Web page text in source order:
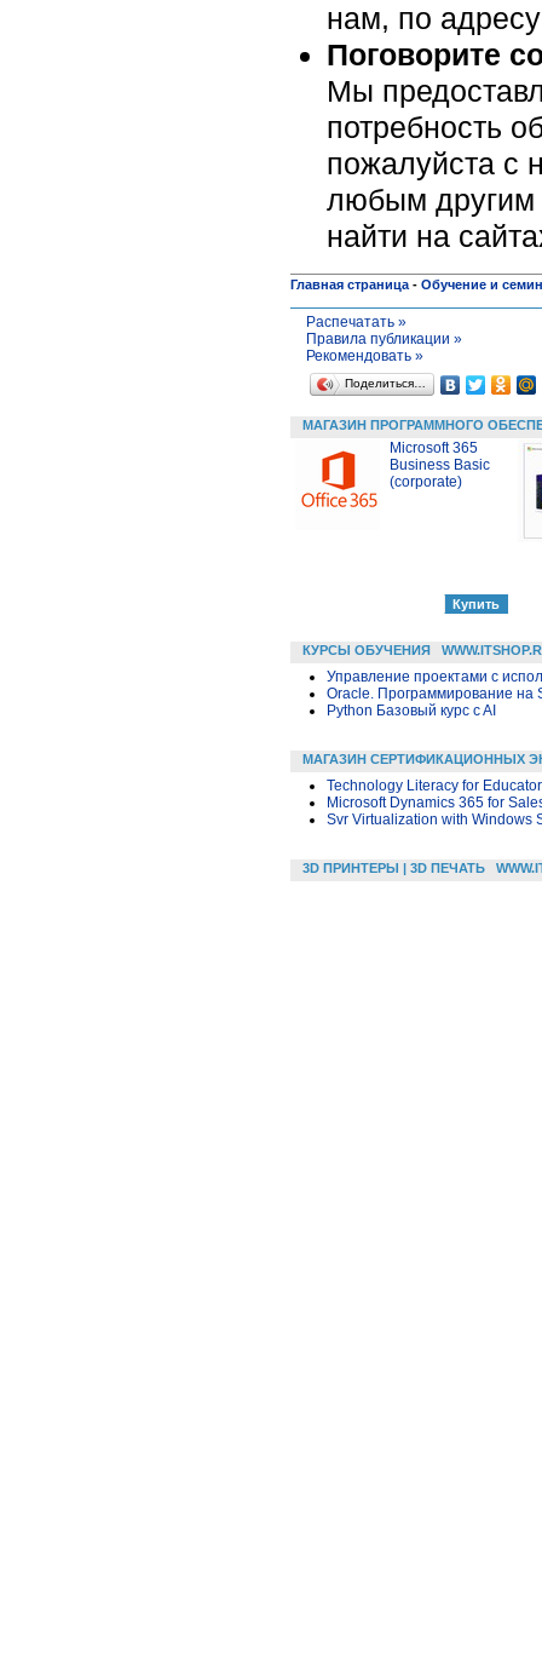
нам, по
Поговорите
Мы
потребность
пожалуйста c
любым другим
найти на
Главная страница - Обучение и
Распечатать »
Правила публикации »
Рекомендовать »
Поделиться…
МАГАЗИН ПРОГРАММНОГО
Microsoft 365
Business Basic
(corporate)
КУРСЫ ОБУЧЕНИЯ
Управление проектами с
Oracle. Программирование на
Python Базовый курс c AI
МАГАЗИН СЕРТИФИКАЦИОННЫХ
Technology Literacy for
Microsoft Dynamics 365 for
Svr Virtualization with Windows
3D ПРИНТЕРЫ | 3D ПЕЧАТЬ